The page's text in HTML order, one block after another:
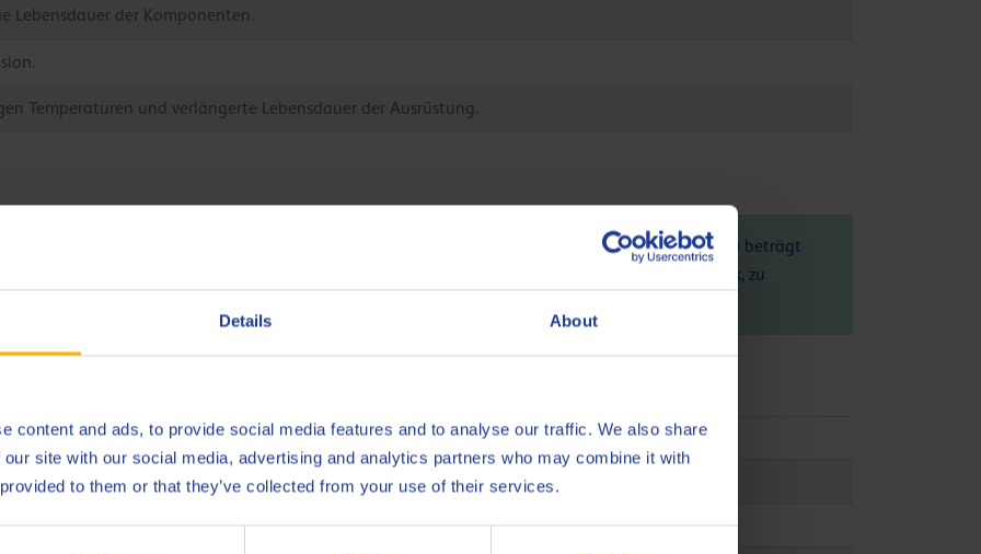
Details About
content and ads, to provide social media features and to analyse our traffic. We also share
site with our social media, advertising and analytics partners who may combine it with
to them or that they’ve collected from your use of their services.
Lebensdauer der Komponenten.
Temperaturen und verlängerte Lebensdauer der Ausrüstung.
Q8 T 35 SAE 90 von der Entstehung bis zur Auslieferung (Q8Oils hochmoderne Anlage in Belgien) beträgt
um mehr über die positiven Auswirkungen dieses Produkts auf die Umwelt, den Handabdruck, zu
Eaton/Fuller Bulletin 2052
Eaton/Fuller Form 121
Ford SQM-2C9008-A